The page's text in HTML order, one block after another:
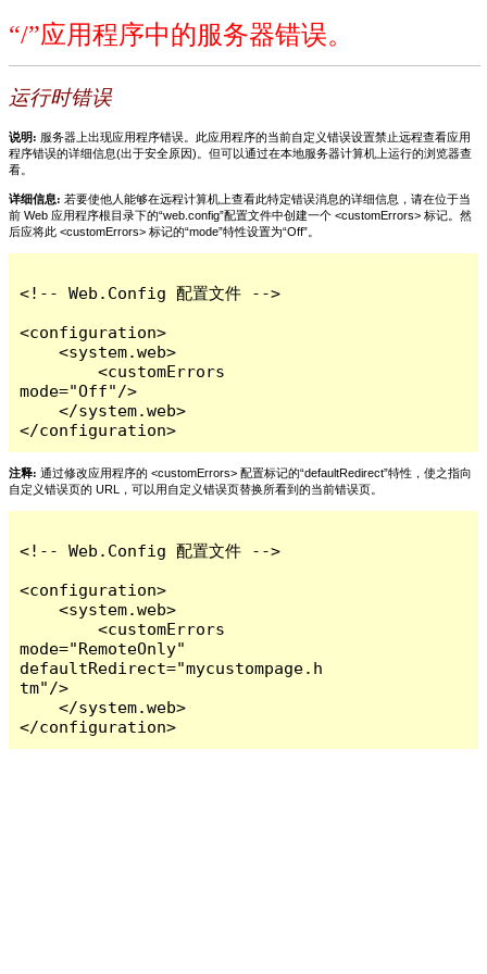
“/”应用程序中的服务器错误。
运行时错误
说明: 服务器上出现应用程序错误。此应用程序的当前自定义错误设置禁止远程查看应用
程序错误的详细信息(出于安全原因)。但可以通过在本地服务器计算机上运行的浏览器查
看。
详细信息: 若要使他人能够在远程计算机上查看此特定错误消息的详细信息，请在位于当
前 Web 应用程序根目录下的“web.config”配置文件中创建一个 <customErrors> 标记。然
后应将此 <customErrors> 标记的“mode”特性设置为“Off”。
<!-- Web.Config 配置文件 -->
<configuration>
    <system.web>
        <customErrors
mode="Off"/>
    </system.web>
</configuration>
注释: 通过修改应用程序的 <customErrors> 配置标记的“defaultRedirect”特性，使之指向
自定义错误页的 URL，可以用自定义错误页替换所看到的当前错误页。
<!-- Web.Config 配置文件 -->
<configuration>
    <system.web>
        <customErrors
mode="RemoteOnly"
defaultRedirect="mycustompage.h
tm"/>
    </system.web>
</configuration>